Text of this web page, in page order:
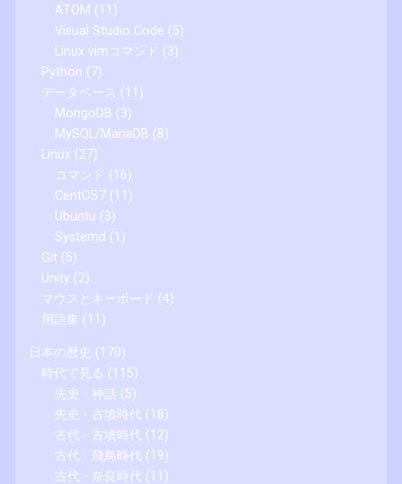
ATOM (11)
Visual Studio Code (5)
Linux vimコマンド (3)
Python (7)
データベース (11)
MongoDB (3)
MySQL/MariaDB (8)
Linux (27)
コマンド (16)
CentOS7(11)
Ubuntu (3)
Systemd (1)
Git (5)
Unity (2)
マウスとキーボード (4)
用語集 (11)
日本の歴史 (170)
時代で見る (115)
先史 - 神話 (5)
先史 - 古墳時代 (18)
古代 - 古墳時代 (12)
古代 - 飛鳥時代 (19)
古代 - 奈良時代 (11)